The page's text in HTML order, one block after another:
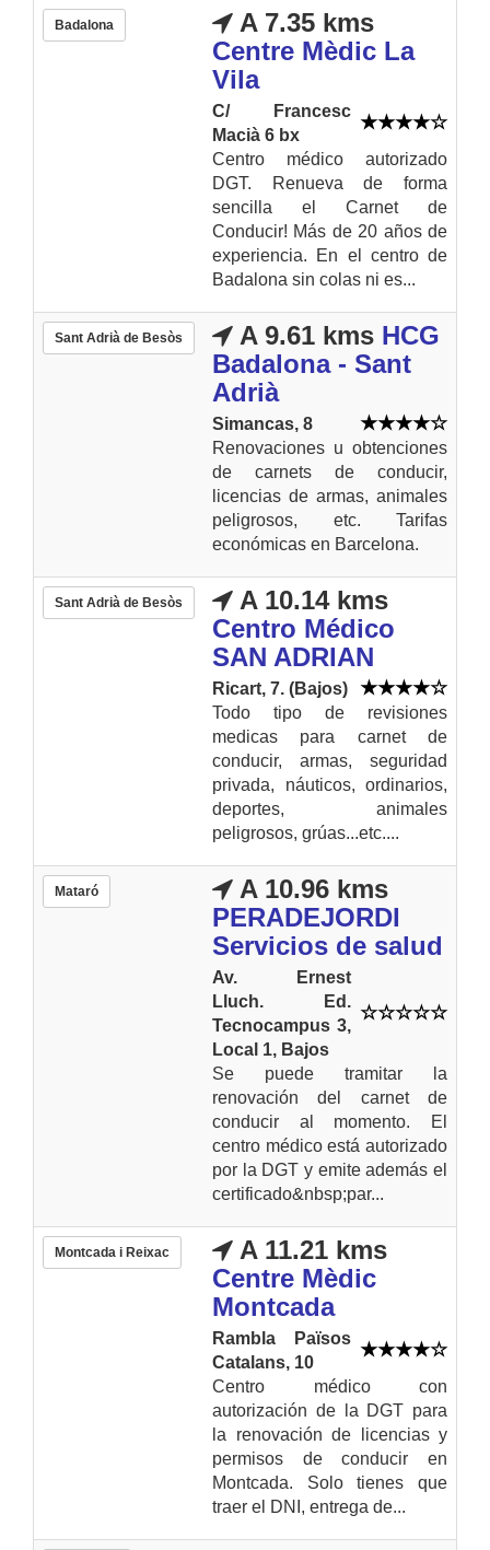
Badalona
A 7.35 kms
Centre Mèdic La
Vila
C/ Francesc
Macià 6 bx
Centro médico autorizado
DGT. Renueva de forma
sencilla el Carnet de
Conducir! Más de 20 años de
experiencia. En el centro de
Badalona sin colas ni es...
Sant Adrià de Besòs A 9.61 kms HCG
Badalona - Sant
Adrià
Simancas, 8
Renovaciones u obtenciones
de carnets de conducir,
licencias de armas, animales
peligrosos, etc. Tarifas
económicas en Barcelona.
Sant Adrià de Besòs
A 10.14 kms
Centro Médico
SAN ADRIAN
Ricart, 7. (Bajos)
Todo tipo de revisiones
medicas para carnet de
conducir, armas, seguridad
privada, náuticos, ordinarios,
deportes, animales
peligrosos, grúas...etc....
Mataró
A 10.96 kms
PERADEJORDI
Servicios de salud
Av. Ernest
Lluch. Ed.
Tecnocampus 3,
Local 1, Bajos
Se puede tramitar la
renovación del carnet de
conducir al momento. El
centro médico está autorizado
por la DGT y emite además el
certificado&nbsp;par...
Montcada i Reixac
A 11.21 kms
Centre Mèdic
Montcada
Rambla Països
Catalans, 10
Centro médico con
autorización de la DGT para
la renovación de licencias y
permisos de conducir en
Montcada. Solo tienes que
traer el DNI, entrega de...